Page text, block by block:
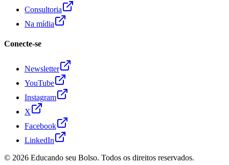
Consultoria
Na mídia
Conecte-se
Newsletter
YouTube
Instagram
X
Facebook
LinkedIn
© 2026 Educando seu Bolso. Todos os direitos reservados.